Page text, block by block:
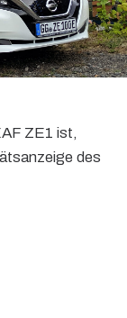
ZE1 ist,
des